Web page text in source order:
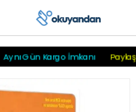
Aynı Gün Kargo İmkanı